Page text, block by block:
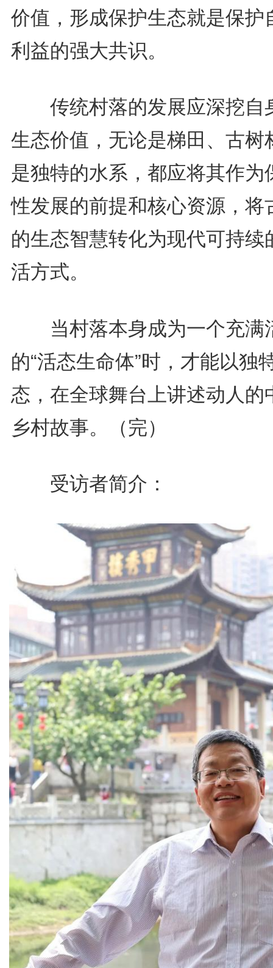
价值，形成保护生态就是保护
利益的强大共识。
传统村落的发展应深挖自
生态价值，无论是梯田、古树
是独特的水系，都应将其作为
性发展的前提和核心资源，将
的生态智慧转化为现代可持续
活方式。
当村落本身成为一个充满
的“活态生命体”时，才能以独
态，在全球舞台上讲述动人的
乡村故事。（完）
受访者简介：